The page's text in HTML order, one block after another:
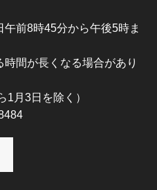
前8時45分から午後5時ま
間が長くなる場合があり
1月3日を除く）